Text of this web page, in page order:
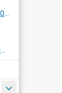
WYBORY DO SEJMU I SENATU RP 2023
LINK DO STRONY PAŃSTWOWEJ KOMISJI WYBORCZEJ